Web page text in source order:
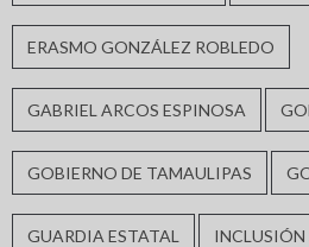
ERASMO GONZÁLEZ ROBLEDO
GABRIEL ARCOS ESPINOSA
GOBIERNO DE TAMAULIPAS
GUARDIA ESTATAL INCLUSIÓN